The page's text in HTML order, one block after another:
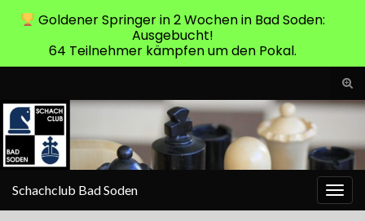
Schachclub Bad Soden
Goldener Springer in 2 Wochen in Bad Soden:
Ausgebucht!
64 Teilnehmer kämpfen um den Pokal.